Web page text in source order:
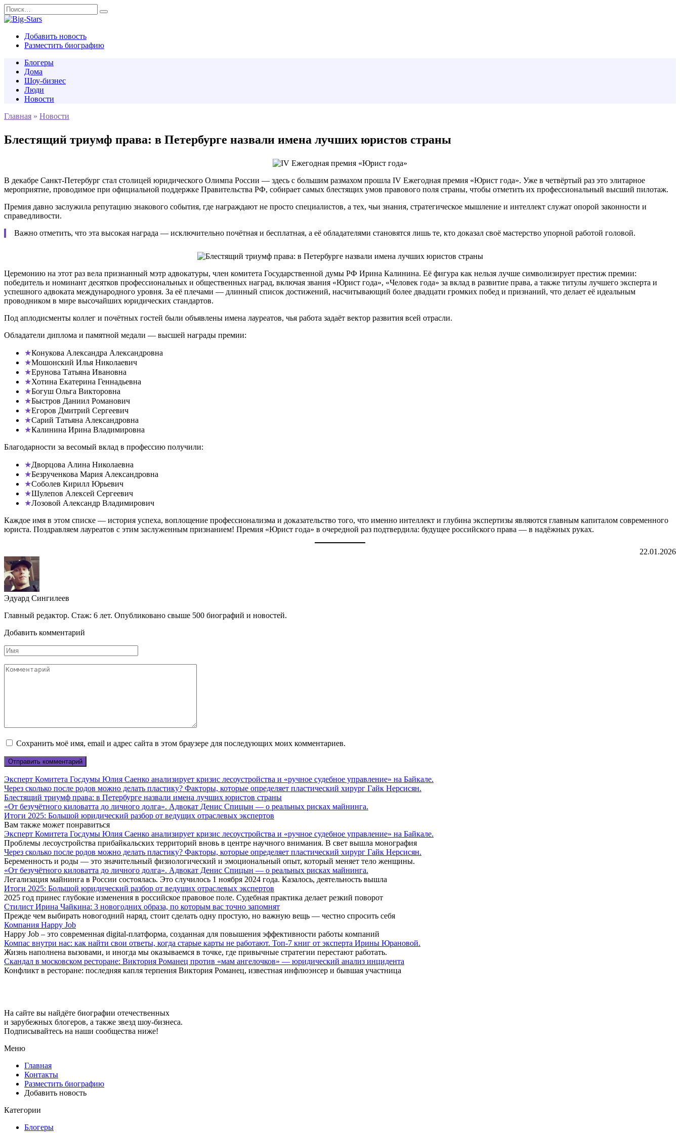
Перейти
к
содержанию
Search
for:
Добавить новость
Разместить биографию
Блогеры
Дома
Шоу-бизнес
Люди
Новости
Главная » Новости
Блестящий триумф права: в Петербурге назвали имена лучших юристов страны
В декабре Санкт-Петербург стал столицей юридического Олимпа России — здесь с большим размахом прошла IV Ежегодная премия «Юрист года». Уже в четвёртый раз это элитарное
мероприятие, проводимое при официальной поддержке Правительства РФ, собирает самых блестящих умов правового поля страны, чтобы отметить их профессиональный высший пилотаж.
Премия давно заслужила репутацию знакового события, где награждают не просто специалистов, а тех, чьи знания, стратегическое мышление и интеллект служат опорой законности и
справедливости.
Важно отметить, что эта высокая награда — исключительно почётная и бесплатная, а её обладателями становятся лишь те, кто доказал своё мастерство упорной работой головой.
Церемонию на этот раз вела признанный мэтр адвокатуры, член комитета Государственной думы РФ Ирина Калинина. Её фигура как нельзя лучше символизирует престиж премии:
победитель и номинант десятков профессиональных и общественных наград, включая звания «Юрист года», «Человек года» за вклад в развитие права, а также титулы лучшего эксперта и
успешного адвоката международного уровня. За её плечами — длинный список достижений, насчитывающий более двадцати громких побед и признаний, что делает её идеальным
проводником в мире высочайших юридических стандартов.
Под аплодисменты коллег и почётных гостей были объявлены имена лауреатов, чья работа задаёт вектор развития всей отрасли.
Обладатели диплома и памятной медали — высшей награды премии:
Конукова Александра Александровна
Мошонский Илья Николаевич
Ерунова Татьяна Ивановна
Хотина Екатерина Геннадьевна
Богуш Ольга Викторовна
Быстров Даниил Романович
Егоров Дмитрий Сергеевич
Сарий Татьяна Александровна
Калинина Ирина Владимировна
Благодарности за весомый вклад в профессию получили:
Дворцова Алина Николаевна
Безрученкова Мария Александровна
Соболев Кирилл Юрьевич
Шулепов Алексей Сергеевич
Лозовой Александр Владимирович
Каждое имя в этом списке — история успеха, воплощение профессионализма и доказательство того, что именно интеллект и глубина экспертизы являются главным капиталом современного
юриста. Поздравляем лауреатов с этим заслуженным признанием! Премия «Юрист года» в очередной раз подтвердила: будущее российского права — в надёжных руках.
22.01.2026
Эдуард Сингилеев
Главный редактор. Стаж: 6 лет. Опубликовано свыше 500 биографий и новостей.
Добавить комментарий
Имя
Комментарий
Сохранить моё имя, email и адрес сайта в этом браузере для последующих моих комментариев.
Эксперт Комитета Госдумы Юлия Саенко анализирует кризис лесоустройства и «ручное судебное управление» на Байкале.
Через сколько после родов можно делать пластику? Факторы, которые определяет пластический хирург Гайк Нерсисян.
Блестящий триумф права: в Петербурге назвали имена лучших юристов страны
«От безучётного киловатта до личного долга». Адвокат Денис Спицын — о реальных рисках майнинга.
Итоги 2025: Большой юридический разбор от ведущих отраслевых экспертов
Вам также может понравиться
Эксперт Комитета Госдумы Юлия Саенко анализирует кризис лесоустройства и «ручное судебное управление» на Байкале.
Проблемы лесоустройства прибайкальских территорий вновь в центре научного внимания. В свет вышла монография
Через сколько после родов можно делать пластику? Факторы, которые определяет пластический хирург Гайк Нерсисян.
Беременность и роды — это значительный физиологический и эмоциональный опыт, который меняет тело женщины.
«От безучётного киловатта до личного долга». Адвокат Денис Спицын — о реальных рисках майнинга.
Легализация майнинга в России состоялась. Это случилось 1 ноября 2024 года. Казалось, деятельность вышла
Итоги 2025: Большой юридический разбор от ведущих отраслевых экспертов
2025 год принес глубокие изменения в российское правовое поле. Судебная практика делает резкий поворот
Стилист Ирина Чайкина: 3 новогодних образа, по которым вас точно запомнят
Прежде чем выбирать новогодний наряд, стоит сделать одну простую, но важную вещь — честно спросить себя
Компания Happy Job
Happy Job – это современная digital-платформа, созданная для повышения эффективности работы компаний
Компас внутри нас: как найти свои ответы, когда старые карты не работают. Топ-7 книг от эксперта Ирины Юрановой.
Жизнь наполнена вызовами, и иногда мы оказываемся в точке, где привычные стратегии перестают работать.
Скандал в московском ресторане: Виктория Романец против «мам ангелочков» — юридический анализ инцидента
Конфликт в ресторане: последняя капля терпения Виктория Романец, известная инфлюэнсер и бывшая участница
На сайте вы найдёте биографии отечественных
и зарубежных блогеров, а также звезд шоу-бизнеса.
Подписывайтесь на наши сообщества ниже!
Меню
Главная
Контакты
Разместить биографию
Добавить новость
Категории
Блогеры